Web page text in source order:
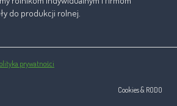
do produkcji rolnej.
prywatności
Cookies & RODO